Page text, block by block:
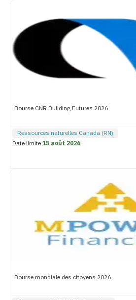
Bourse CNR Building Futures 2026
Ressources naturelles Canada (RN)
Date limite15 août 2026
Bourse mondiale des citoyens 2026